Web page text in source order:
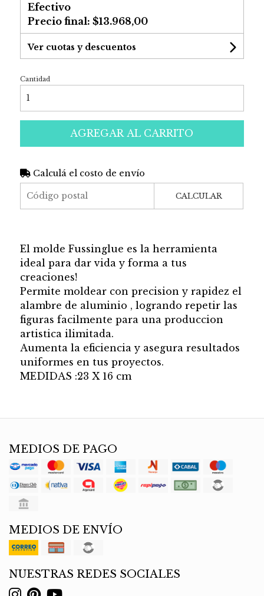
Efectivo
Precio final: $13.968,00
Ver cuotas y descuentos
Cantidad
AGREGAR AL CARRITO
Calculá el costo de envío
CALCULAR
El molde Fussinglue es la herramienta
ideal para dar vida y forma a tus
creaciones!
Permite moldear con precision y rapidez el
alambre de aluminio , logrando repetir las
figuras facilmente para una produccion
artistica ilimitada.
Aumenta la eficiencia y asegura resultados
uniformes en tus proyectos.
MEDIDAS :23 X 16 cm
MEDIOS DE PAGO
MEDIOS DE ENVÍO
NUESTRAS REDES SOCIALES